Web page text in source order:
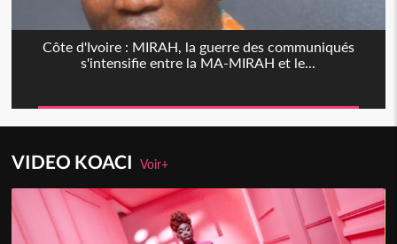
Côte d'Ivoire : MIRAH, la guerre des communiqués
s'intensifie entre la MA-MIRAH et le...
VIDEO KOACIVoir+